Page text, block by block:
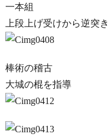
一本組
上段上げ受けから逆突き
棒術の稽古
大城の棍を指導